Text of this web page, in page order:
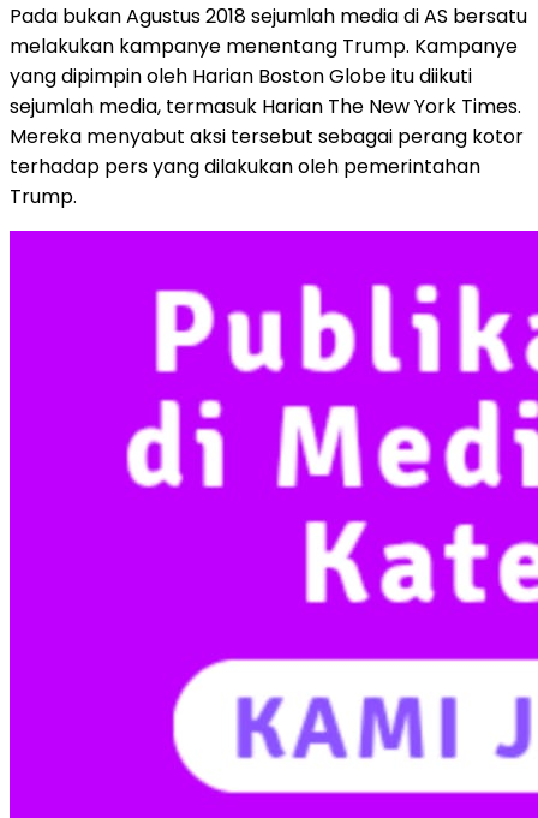
Pada bukan Agustus 2018 sejumlah media di AS bersatu
melakukan kampanye menentang Trump. Kampanye
yang dipimpin oleh Harian Boston Globe itu diikuti
sejumlah media, termasuk Harian The New York Times.
Mereka menyabut aksi tersebut sebagai perang kotor
terhadap pers yang dilakukan oleh pemerintahan
Trump.